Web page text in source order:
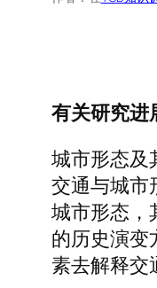
有关研究进
城市形态及
交通与城市
城市形态，
的历史演变
素去解释交